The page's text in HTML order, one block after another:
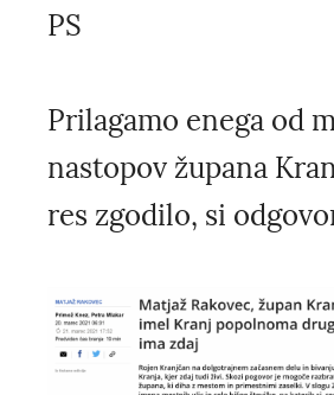
PS
Prilagamo enega od
nastopov župana
res zgodilo, si